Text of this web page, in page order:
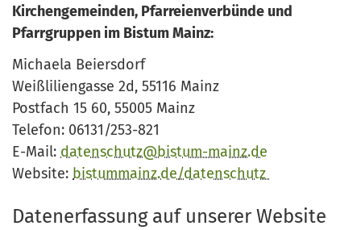
Kirchengemeinden, Pfarreienverbünde und
Pfarrgruppen im Bistum Mainz:
Michaela Beiersdorf
Weißliliengasse 2d, 55116 Mainz
Postfach 15 60, 55005 Mainz
Telefon: 06131/253-821
E-Mail: datenschutz@bistum-mainz.de
Website: bistummainz.de/datenschutz
Datenerfassung auf unserer Website